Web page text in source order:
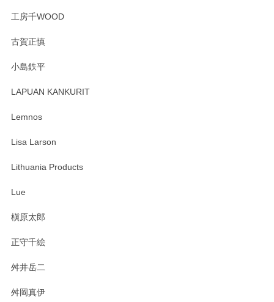
す。 素敵な湯呑みでとても気に入りました。 発送も早く、
たm(_)m
います。無事に届いたようで安心いたしまし
工房千WOOD
古賀正慎
小島鉄平
LAPUAN KANKURIT
Lemnos
Lisa Larson
Lithuania Products
Lue
槇原太郎
正守千絵
舛井岳二
舛岡真伊